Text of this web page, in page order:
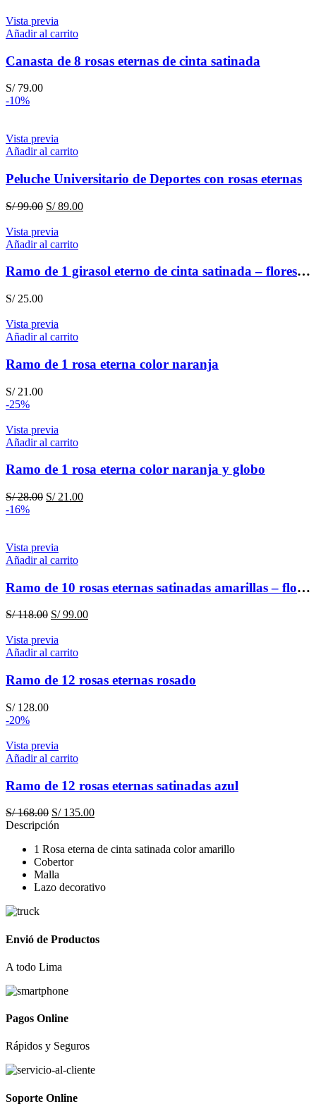
Vista previa
Añadir al carrito
Canasta de 8 rosas eternas de cinta satinada
S/79.00
-10%
Vista previa
Añadir al carrito
Peluche Universitario de Deportes con rosas eternas
S/99.00 El
original
era:
S/89.00El
Vista previa
Añadir al carrito
Ramo de 1 girasol eterno de cinta satinada – flores amarillas
S/25.00
Vista previa
Añadir al carrito
Ramo de 1 rosa eterna color naranja
S/21.00
-25%
Vista previa
Añadir al carrito
Ramo de 1 rosa eterna color naranja y globo
S/28.00 El
S/ 28.00.
S/21.00El
-16%
Vista previa
Añadir al carrito
Ramo de 10 rosas eternas satinadas amarillas – flores amarillas
S/118.00 El
original
era:
S/99.00El
Vista previa
Añadir al carrito
Ramo de 12 rosas eternas rosado
S/128.00
-20%
Vista previa
Añadir al carrito
Ramo de 12 rosas eternas satinadas azul
S/168.00 El
precio
era:
S/ 168.00.
S/135.00El
es:
Descripción
1 Rosa eterna de cinta satinada color amarillo
Cobertor
Malla
Lazo decorativo
Envió de Productos
A todo Lima
Pagos Online
Rápidos y Seguros
Soporte Online